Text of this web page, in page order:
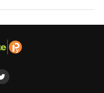
de la ONU, un